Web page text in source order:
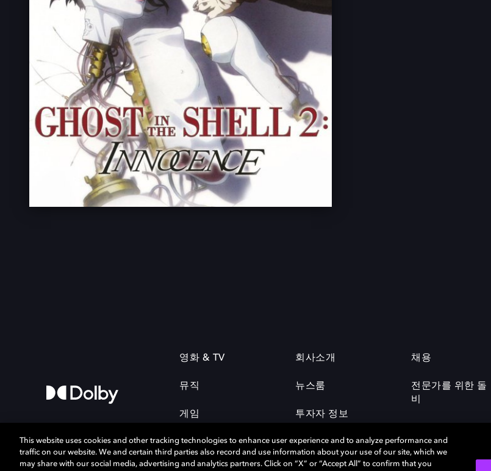
영화 & TV
뮤직
게임
회사소개
뉴스룸
투자자 정보
채용
전문가를 위한 돌
비
This website uses cookies and other tracking technologies to enhance user experience and to analyze performance and
traffic on our website. We and certain third parties also record and use information about your use of our site, which we
may share with our social media, advertising and analytics partners. Click on “X” or “Accept All” to confirm that you